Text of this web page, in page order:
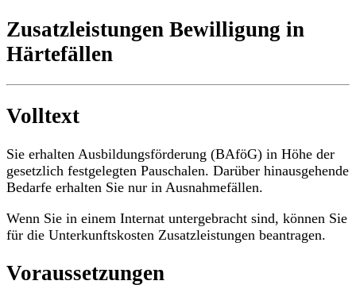
Zusatzleistungen Bewilligung in
Härtefällen
Volltext
Sie erhalten Ausbildungsförderung (BAföG) in Höhe der
gesetzlich festgelegten Pauschalen. Darüber hinausgehende
Bedarfe erhalten Sie nur in Ausnahmefällen.
Wenn Sie in einem Internat untergebracht sind, können Sie
für die Unterkunftskosten Zusatzleistungen beantragen.
Voraussetzungen